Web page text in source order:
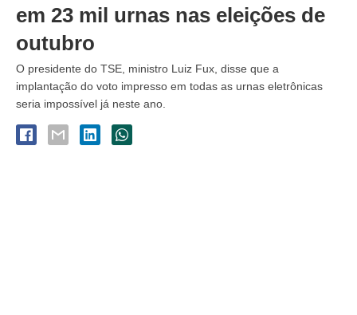
em 23 mil urnas nas eleições de
outubro
O presidente do TSE, ministro Luiz Fux, disse que a
implantação do voto impresso em todas as urnas eletrônicas
seria impossível já neste ano.